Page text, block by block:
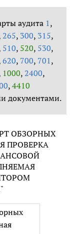
аудита 1,
265, 300, 315,
510, 520, 530,
620, 700, 701,
1000, 2400,
, 4410
документами.
ОБЗОРНЫХ
ПРОВЕРКА